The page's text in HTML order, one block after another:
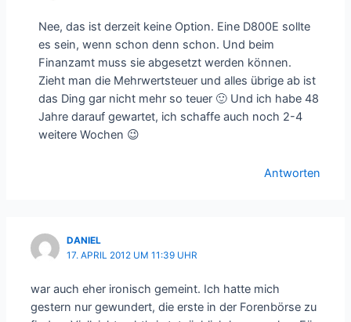
Nee, das ist derzeit keine Option. Eine D800E sollte
es sein, wenn schon denn schon. Und beim
Finanzamt muss sie abgesetzt werden können.
Zieht man die Mehrwertsteuer und alles übrige ab ist
das Ding gar nicht mehr so teuer 🙂 Und ich habe 48
Jahre darauf gewartet, ich schaffe auch noch 2-4
weitere Wochen 😉
Antworten
DANIEL
17. APRIL 2012 UM 11:39 UHR
war auch eher ironisch gemeint. Ich hatte mich
gestern nur gewundert, die erste in der Forenbörse zu